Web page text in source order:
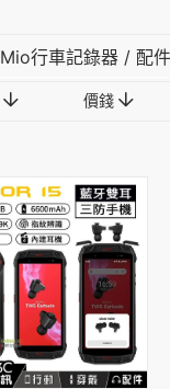
Mio行車記錄器 / 配件
價錢